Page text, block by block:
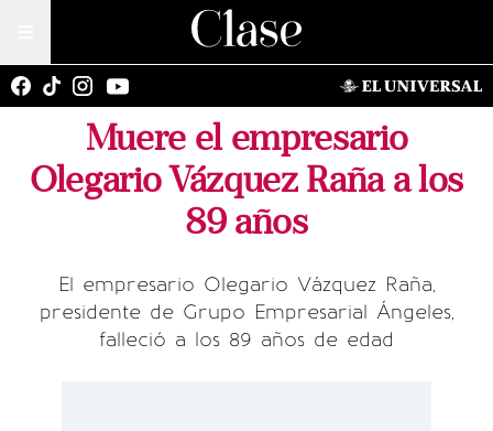
Muere el empresario
Olegario Vázquez Raña a los
89 años
El empresario Olegario Vázquez Raña,
presidente de Grupo Empresarial Ángeles,
falleció a los 89 años de edad